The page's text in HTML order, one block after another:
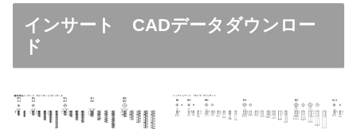
インサート CADデータダウンロー
ド